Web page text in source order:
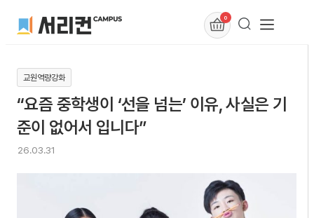
0
교원역량강화
“요즘 중학생이 ‘선을 넘는’ 이유, 사실은 기
준이 없어서 입니다”
26.03.31